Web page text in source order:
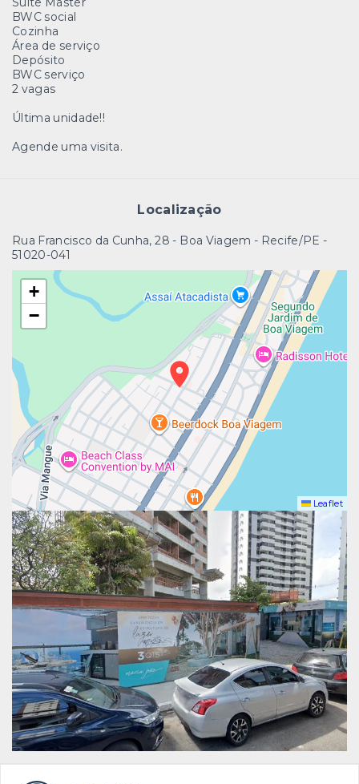
BWC social
Cozinha
Área de serviço
Depósito
BWC serviço
2 vagas
Última unidade!!
Agende uma visita.
Localização
Rua Francisco da Cunha, 28 - Boa Viagem - Recife/PE -
51020-041
+
−
Leaflet